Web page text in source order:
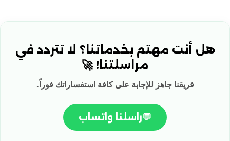
هل أنت مهتم بخدماتنا؟ لا تتردد في
مراسلتنا! 🚀
فريقنا جاهز للإجابة على كافة استفساراتك فوراً.
💬راسلنا واتساب